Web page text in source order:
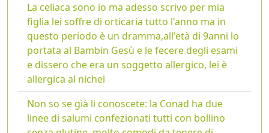
La celiaca sono io ma adesso scrivo per mia
figlia lei soffre di orticaria tutto l'anno ma in
questo periodo è un dramma,all'età di 9anni lo
portata al Bambin Gesù e le fecere degli esami
e dissero che era un soggetto allergico, lei è
allergica al nichel
Non so se già li conoscete: la Conad ha due
linee di salumi confezionati tutti con bollino